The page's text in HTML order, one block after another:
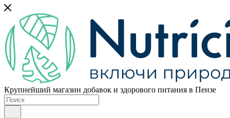
Крупнейший магазин добавок и здорового питания в Пензе